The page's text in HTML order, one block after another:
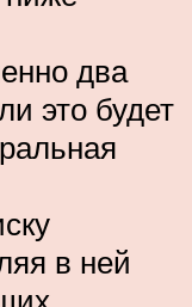
два
это будет
в ней